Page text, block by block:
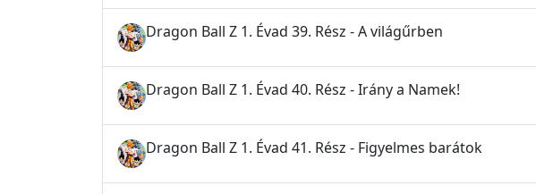
Dragon Ball Z 1. Évad 39. Rész - A világűrben
Dragon Ball Z 1. Évad 40. Rész - Irány a Namek!
Dragon Ball Z 1. Évad 41. Rész - Figyelmes barátok